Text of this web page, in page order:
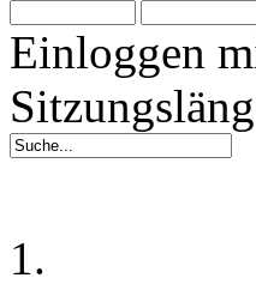
Einloggen